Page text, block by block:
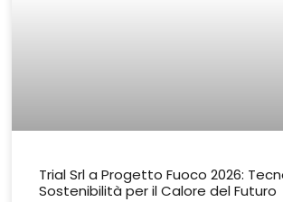
Trial Srl a Progetto Fuoco 2026:
Sostenibilità per il Calore del Futuro